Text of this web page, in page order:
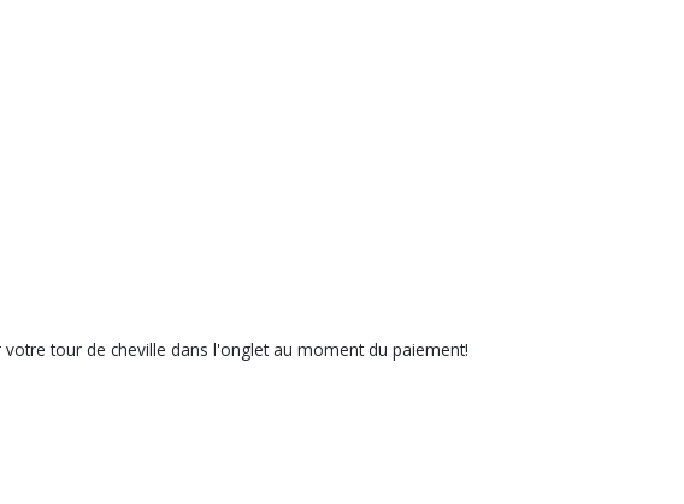
tour de cheville dans l'onglet au moment du paiement!